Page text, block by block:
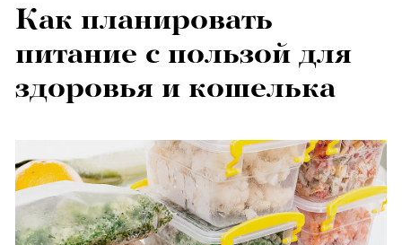
Как планировать
питание с пользой для
здоровья и кошелька